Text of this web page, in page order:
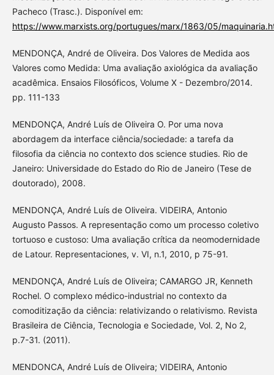
Pacheco (Trasc.). Disponível em:
https://www.marxists.org/portugues/marx/1863/05/
MENDONÇA, André de Oliveira. Dos Valores de Medida aos
Valores como Medida: Uma avaliação axiológica da avaliação
acadêmica. Ensaios Filosóficos, Volume X - Dezembro/2014.
pp. 111-133
MENDONÇA, André Luís de Oliveira O. Por uma nova
abordagem da interface ciência/sociedade: a tarefa da
filosofia da ciência no contexto dos science studies. Rio de
Janeiro: Universidade do Estado do Rio de Janeiro (Tese de
doutorado), 2008.
MENDONÇA, André Luís de Oliveira. VIDEIRA, Antonio
Augusto Passos. A representação como um processo coletivo
tortuoso e custoso: Uma avaliação crítica da neomodernidade
de Latour. Representaciones, v. VI, n.1, 2010, p 75-91.
MENDONÇA, André Luís de Oliveira; CAMARGO JR, Kenneth
Rochel. O complexo médico-industrial no contexto da
comoditização da ciência: relativizando o relativismo. Revista
Brasileira de Ciência, Tecnologia e Sociedade, Vol. 2, No 2,
p.7-31. (2011).
MENDONCA, André Luís de Oliveira; VIDEIRA, Antonio